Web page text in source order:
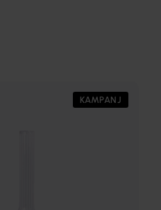
KAMPANJ